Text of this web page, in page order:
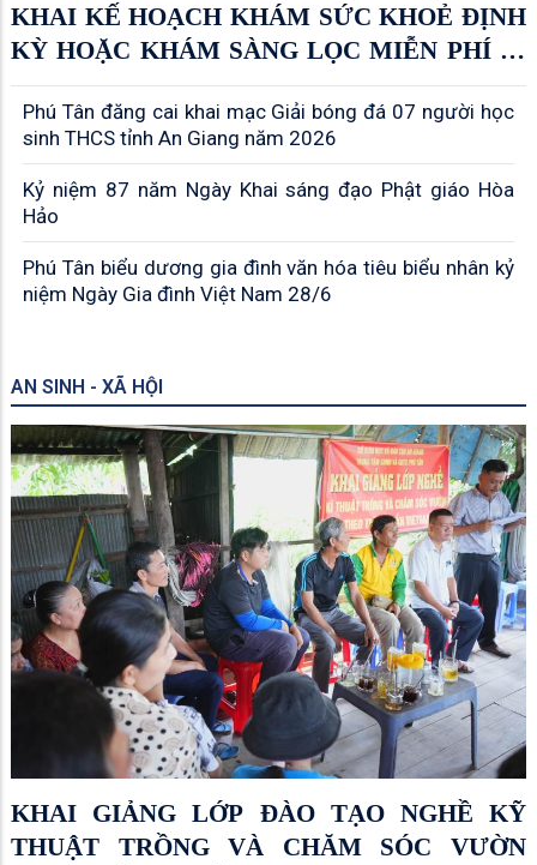
KHAI KẾ HOẠCH KHÁM SỨC KHOẺ ĐỊNH
KỲ HOẶC KHÁM SÀNG LỌC MIỄN PHÍ ÍT
NHẤT MỖI NĂM MỘT LẦN CHO NGƯỜI
DÂN
Phú Tân đăng cai khai mạc Giải bóng đá 07 người học
sinh THCS tỉnh An Giang năm 2026
Kỷ niệm 87 năm Ngày Khai sáng đạo Phật giáo Hòa
Hảo
Phú Tân biểu dương gia đình văn hóa tiêu biểu nhân kỷ
niệm Ngày Gia đình Việt Nam 28/6
AN SINH - XÃ HỘI
KHAI GIẢNG LỚP ĐÀO TẠO NGHỀ KỸ
THUẬT TRỒNG VÀ CHĂM SÓC VƯỜN